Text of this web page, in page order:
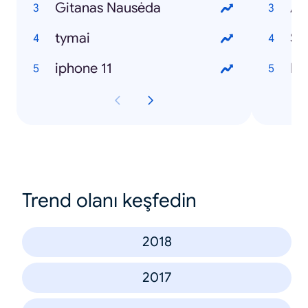
Gitanas Nausėda
tymai
iphone 11
Trend olanı keşfedin
2018
2017